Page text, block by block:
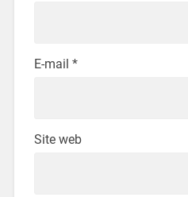
E-mail *
Site web